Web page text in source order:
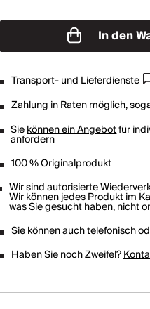
In den
Transport- und Lieferdienste
Zahlung in Raten möglich,
Siekönnen ein Angebotfür
anfordern
100 % Originalprodukt
Wir sind autorisierte
Wir können jedes Produkt im
was Sie gesucht haben, nicht
Sie können auch telefonisch
Haben Sie noch Zweifel?